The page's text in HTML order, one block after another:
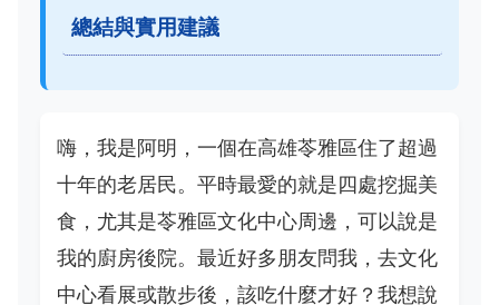
總結與實用建議
嗨，我是阿明，一個在高雄苓雅區住了超過
十年的老居民。平時最愛的就是四處挖掘美
食，尤其是苓雅區文化中心周邊，可以說是
我的廚房後院。最近好多朋友問我，去文化
中心看展或散步後，該吃什麼才好？我想說